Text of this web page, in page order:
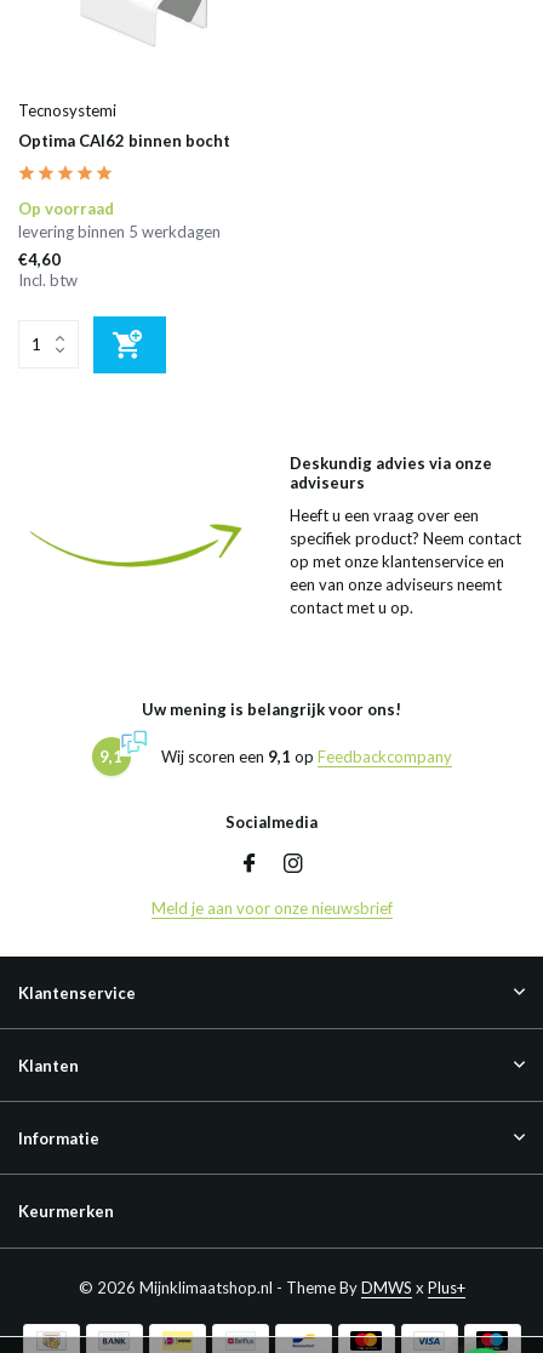
Tecnosystemi
Optima CAI62 binnen bocht
Op voorraad
levering binnen 5 werkdagen
€4,60
Incl. btw
Deskundig advies via onze
adviseurs
Heeft u een vraag over een
specifiek product? Neem contact
op met onze klantenservice en
een van onze adviseurs neemt
contact met u op.
Uw mening is belangrijk voor ons!
9,1 Wij scoren een 9,1 op Feedbackcompany
Socialmedia
Meld je aan voor onze nieuwsbrief
Klantenservice
Klanten
Informatie
Keurmerken
© 2026 Mijnklimaatshop.nl - Theme ByDMWS x Plus+